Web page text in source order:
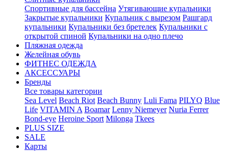
Спортивные для бассейна Утягивающие купальники
Закрытые купальники Купальник с вырезом Рашгард
купальники Купальники без бретелек Купальники с
открытой спиной Купальники на одно плечо
Пляжная одежда
Желейная обувь
ФИТНЕС ОДЕЖДА
АКСЕССУАРЫ
Бренды
Все товары категории
Sea Level Beach Riot Beach Bunny Luli Fama PILYQ Blue
Life VITAMIN A Boamar Lenny Niemeyer Nuria Ferrer
Bond-eye Heroine Sport Milonga Tkees
PLUS SIZE
SALE
Карты